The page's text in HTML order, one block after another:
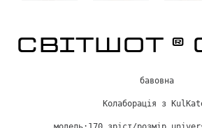
СВІТШОТ ®
бавовна
Колаборація з